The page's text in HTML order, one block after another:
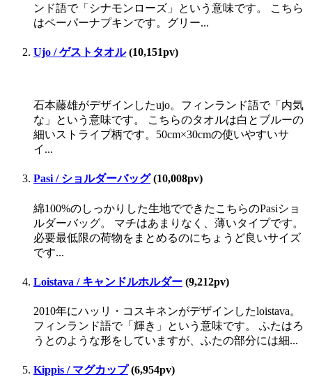
ンド語で「シナモンローズ」という意味です。 こちら
はペーパーナプキンです。グリー...
Ujo / ゲストタオル(10,151pv)
石本藤雄がデザインしたujo。フィンランド語で「内気
な」という意味です。 こちらのタオルは白とブルーの
細いストライプ柄です。50cm×30cmの使いやすいサ
イ...
Pasi / ショルダーバッグ(10,008pv)
綿100%のしっかりした生地でできたこちらのPasiショ
ルダーバッグ。 マチはあまりなく、薄いタイプです。
必要最低限の荷物をまとめるのにちょうど良いサイズ
です...
Loistava / キャンドルホルダー (9,212pv)
2010年にハッリ・コスキネンがデザインしたloistava。
フィンランド語で「輝き」という意味です。 ふたはろ
うとのような形をしていますが、ふたの部分には細...
Kippis / マグカップ(6,954pv)